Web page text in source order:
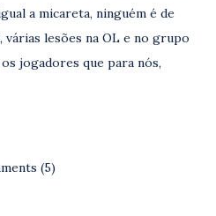
a micareta, ninguém é de
lesões na OL e no grupo
jogadores que para nós,
(5)